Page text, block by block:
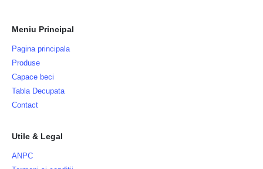
Meniu Principal
Pagina principala
Produse
Capace beci
Tabla Decupata
Contact
Utile & Legal
ANPC